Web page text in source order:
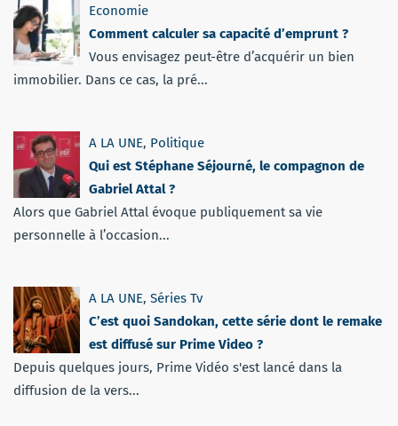
Economie
Comment calculer sa capacité d’emprunt ?
Vous envisagez peut-être d’acquérir un bien
immobilier. Dans ce cas, la pré...
A LA UNE, Politique
Qui est Stéphane Séjourné, le compagnon de
Gabriel Attal ?
Alors que Gabriel Attal évoque publiquement sa vie
personnelle à l’occasion...
A LA UNE, Séries Tv
C’est quoi Sandokan, cette série dont le remake
est diffusé sur Prime Video ?
Depuis quelques jours, Prime Vidéo s'est lancé dans la
diffusion de la vers...